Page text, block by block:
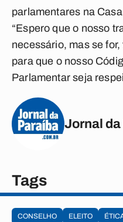
parlamentares na
“Espero que o nosso
necessário, mas se
para que o nosso
Parlamentar seja
Jornal
Tags
CONSELHO ELEITO